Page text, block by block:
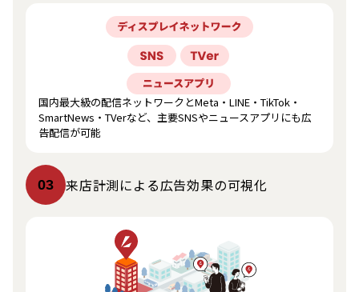
国内最大級の配信ネットワークとMeta・LINE・TikTok・
SmartNews・TVerなど、主要SNSやニュースアプリにも広
告配信が可能
03 来店計測による広告効果の可視化